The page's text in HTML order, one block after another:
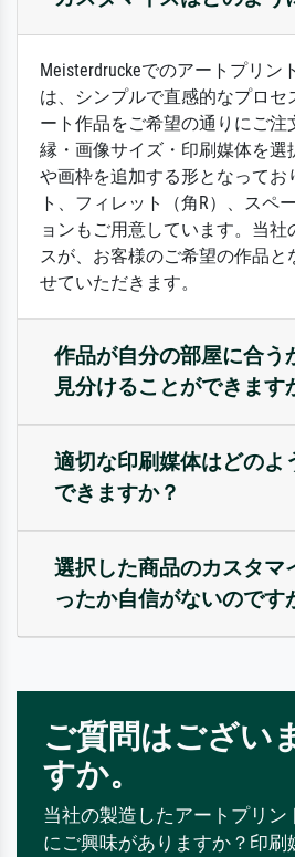
Meisterdruckeでのアートプリン
は、シンプルで直感的なプロセ
ート作品をご希望の通りにご注
縁・画像サイズ・印刷媒体を選
や画枠を追加する形となってお
ト、フィレット（角R）、スペ
ョンもご用意しています。当
スが、お客様のご希望の作品と
せていただきます。
作品が自分の部屋に合う
見分けることができます
適切な印刷媒体はどのよ
できますか？
選択した商品のカスタマ
ったか自信がないのです
ご質問はござい
すか。
当社の製造したアートプリン
にご興味がありますか？印刷